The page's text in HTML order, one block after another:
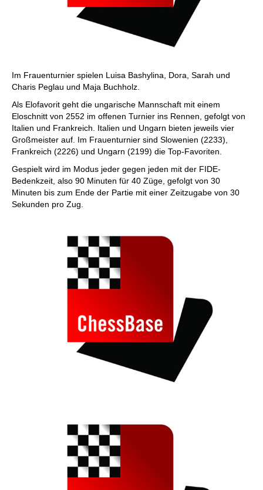
Im Frauenturnier spielen Luisa Bashylina, Dora, Sarah und
Charis Peglau und Maja Buchholz.
Als Elofavorit geht die ungarische Mannschaft mit einem
Eloschnitt von 2552 im offenen Turnier ins Rennen, gefolgt von
Italien und Frankreich. Italien und Ungarn bieten jeweils vier
Großmeister auf. Im Frauenturnier sind Slowenien (2233),
Frankreich (2226) und Ungarn (2199) die Top-Favoriten.
Gespielt wird im Modus jeder gegen jeden mit der FIDE-
Bedenkzeit, also 90 Minuten für 40 Züge, gefolgt von 30
Minuten bis zum Ende der Partie mit einer Zeitzugabe von 30
Sekunden pro Zug.